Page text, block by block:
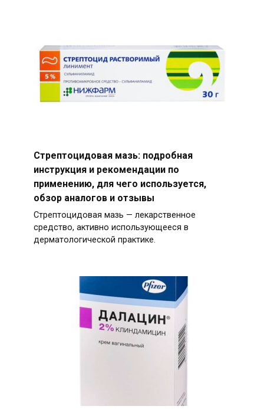
Стрептоцидовая мазь: подробная
инструкция и рекомендации по
применению, для чего используется,
обзор аналогов и отзывы
Стрептоцидовая мазь — лекарственное
средство, активно использующееся в
дерматологической практике.